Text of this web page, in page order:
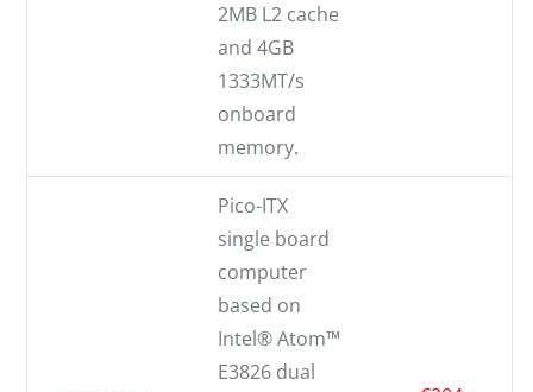
2MB L2 cache
and 4GB
1333MT/s
onboard
memory.
Pico-ITX
single board
computer
based on
Intel® Atom™
E3826 dual